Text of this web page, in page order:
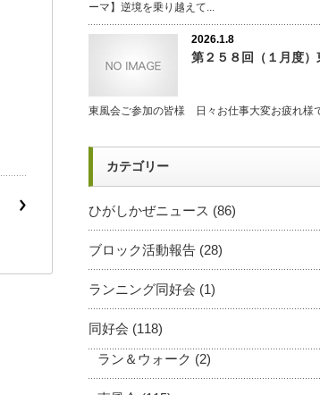
ーマ】逆境を乗り越えて...
2026.1.8
第２５８回（１月度）
東風会ご参加の皆様 日々お仕事大変お疲れ様
カテゴリー
ひがしかぜニュース (86)
ブロック活動報告 (28)
ランニング同好会 (1)
同好会 (118)
ラン＆ウォーク (2)